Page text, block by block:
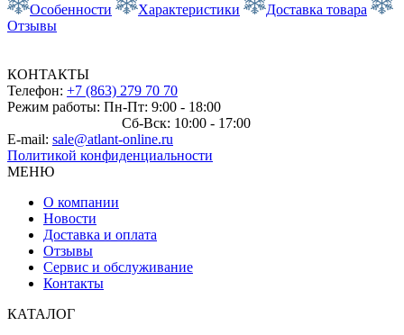
Особенности Характеристики
Доставка товара
Отзывы
КОНТАКТЫ
Телефон: +7 (863) 279 70 70
Режим работы: Пн-Пт: 9:00 - 18:00
Сб-Вск: 10:00 - 17:00
E-mail: sale@atlant-online.ru
Политикой конфиденциальности
МЕНЮ
О компании
Новости
Доставка и оплата
Отзывы
Сервис и обслуживание
Контакты
КАТАЛОГ